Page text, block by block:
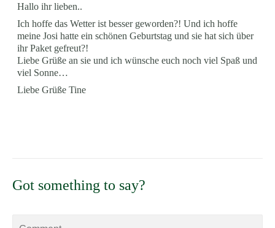
Hallo ihr lieben..
Ich hoffe das Wetter ist besser geworden?! Und ich hoffe
meine Josi hatte ein schönen Geburtstag und sie hat sich über
ihr Paket gefreut?!
Liebe Grüße an sie und ich wünsche euch noch viel Spaß und
viel Sonne…
Liebe Grüße Tine
Got something to say?